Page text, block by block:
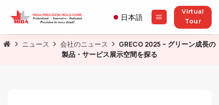
日本語
Virtual
Tour
ニュース 会社のニュース
GRECO 2025 – グリーン成長の
製品・サービス展示空間を探る